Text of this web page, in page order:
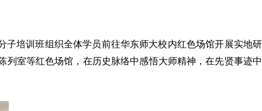
子培训班组织全体学员前往华东师大校内红色场馆开展实地研
室等红色场馆，在历史脉络中感悟大师精神，在先贤事迹中